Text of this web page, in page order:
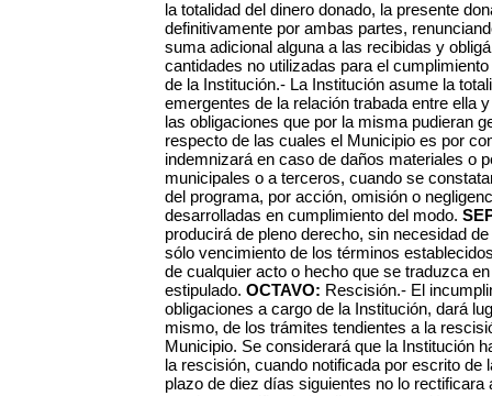
la totalidad del dinero donado, la presente
definitivamente por ambas partes,
suma adicional alguna a las recibidas y
cantidades no utilizadas para el
de la Institución.- La Institución asume la
emergentes de la relación trabada entre ella
las obligaciones que por la misma pudieran
respecto de las cuales el Municipio es por
indemnizará en caso de daños materiales o
municipales o a terceros, cuando se
del programa, por acción, omisión o
desarrolladas en cumplimiento del modo.
producirá de pleno derecho, sin necesidad
sólo vencimiento de los términos
de cualquier acto o hecho que se traduzca
estipulado. OCTAVO: Rescisión.- El
obligaciones a cargo de la Institución, dará
mismo, de los trámites tendientes a la
Municipio. Se considerará que la Institución
la rescisión, cuando notificada por escrito
plazo de diez días siguientes no lo